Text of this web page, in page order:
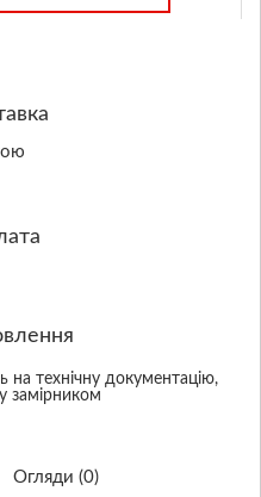
на технічну документацію,
замірником
Огляди (0)